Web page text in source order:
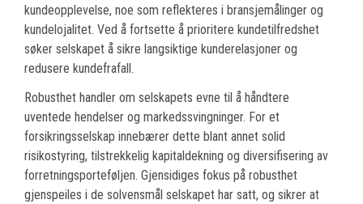
kundeopplevelse, noe som reflekteres i bransjemålinger og
kundelojalitet. Ved å fortsette å prioritere kundetilfredshet
søker selskapet å sikre langsiktige kunderelasjoner og
redusere kundefrafall.
Robusthet handler om selskapets evne til å håndtere
uventede hendelser og markedssvingninger. For et
forsikringsselskap innebærer dette blant annet solid
risikostyring, tilstrekkelig kapitaldekning og diversifisering av
forretningsporteføljen. Gjensidiges fokus på robusthet
gjenspeiles i de solvensmål selskapet har satt, og sikrer at